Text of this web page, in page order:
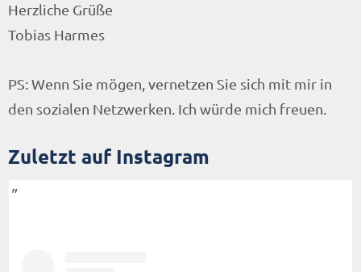
Herzliche Grüße
Tobias Harmes
PS: Wenn Sie mögen, vernetzen Sie sich mit mir in
den sozialen Netzwerken. Ich würde mich freuen.
Zuletzt auf Instagram